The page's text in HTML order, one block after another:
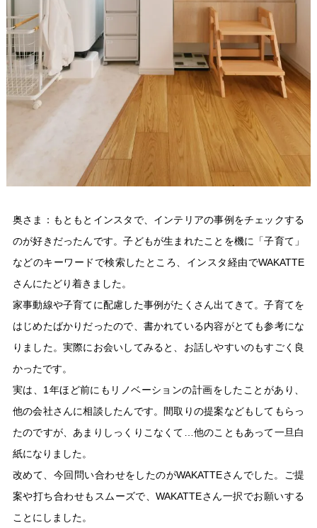
奥さま：もともとインスタで、インテリアの事例をチェックする
のが好きだったんです。子どもが生まれたことを機に「子育て」
などのキーワードで検索したところ、インスタ経由でWAKATTE
さんにたどり着きました。
家事動線や子育てに配慮した事例がたくさん出てきて。子育てを
はじめたばかりだったので、書かれている内容がとても参考にな
りました。実際にお会いしてみると、お話しやすいのもすごく良
かったです。
実は、1年ほど前にもリノベーションの計画をしたことがあり、
他の会社さんに相談したんです。間取りの提案などもしてもらっ
たのですが、あまりしっくりこなくて…他のこともあって一旦白
紙になりました。
改めて、今回問い合わせをしたのがWAKATTEさんでした。ご提
案や打ち合わせもスムーズで、WAKATTEさん一択でお願いする
ことにしました。